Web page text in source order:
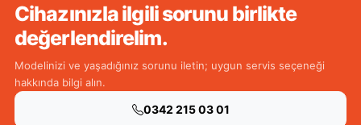
Cihazınızla ilgili sorunu birlikte
değerlendirelim.
Modelinizi ve yaşadığınız sorunu iletin; uygun servis seçeneği
hakkında bilgi alın.
0342 215 03 01